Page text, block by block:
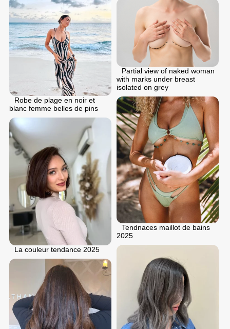
Robe de plage en noir et
blanc femme belles de pins
Partial view of naked woman
with marks under breast
isolated on grey
Tendnaces maillot de bains
2025
La couleur tendance 2025